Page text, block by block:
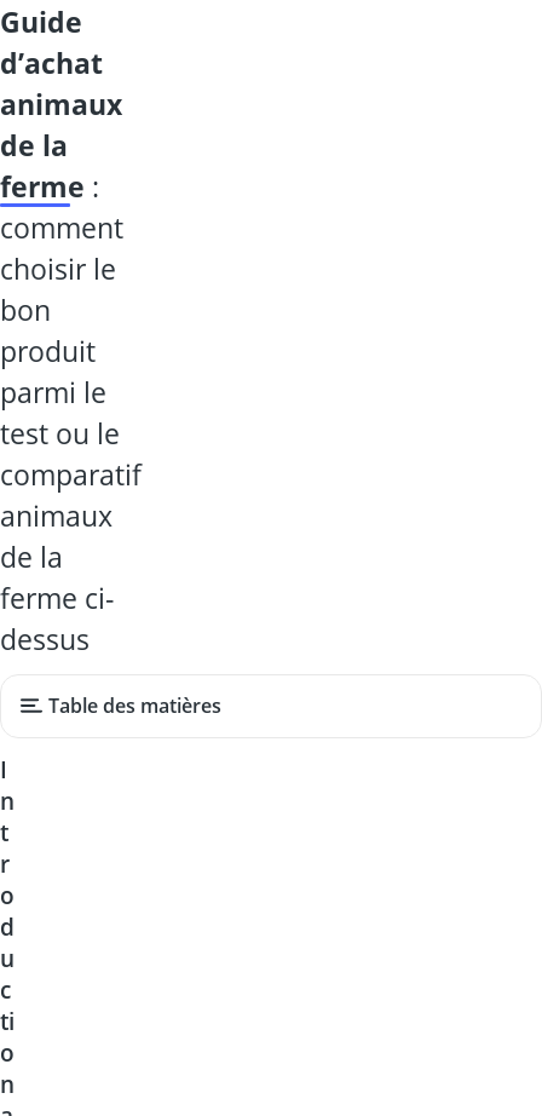
guide
d’achat
animaux
de la
ferme :
comment
choisir le
bon
produit
parmi le
test ou le
comparatif
animaux
de la
ferme ci-
dessus
Table des matières
I
n
t
r
o
d
u
c
ti
o
n